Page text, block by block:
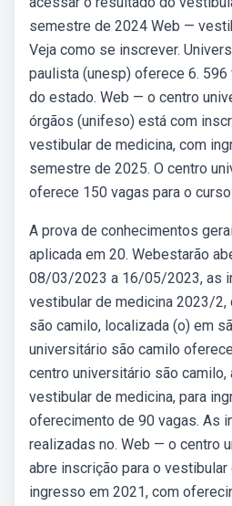
semestre de 2024 Web —
Veja como se inscrever.
paulista (unesp) oferece 6.
do estado. Web — o centro
órgãos (unifeso) está com
vestibular de medicina, com
semestre de 2025. O centro
oferece 150 vagas para o
A prova de conhecimentos
aplicada em 20. Webestarão
08/03/2023 a 16/05/2023, as
vestibular de medicina 2023/2,
são camilo, localizada (o) em
universitário são camilo
centro universitário são camilo,
vestibular de medicina, para
oferecimento de 90 vagas. As
realizadas no. Web — o centro
abre inscrição para o vestibular
ingresso em 2021, com